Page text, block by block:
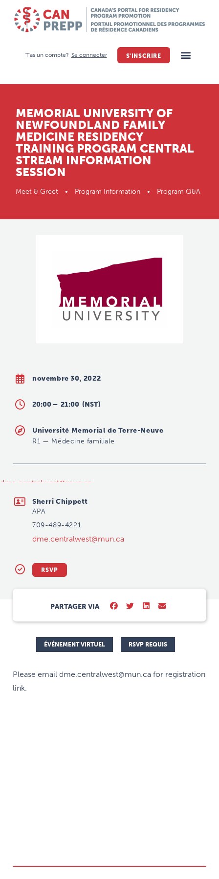
T'as un compte? Se connecter S'INSCRIRE
MEMORIAL UNIVERSITY OF
NEWFOUNDLAND FAMILY
MEDICINE RESIDENCY
TRAINING PROGRAM CENTRAL
STREAM INFORMATION
SESSION
Meet & Greet • Program Information • Program Q&A
novembre 30, 2022
20:00 – 21:00 (NST)
Université Memorial de Terre-Neuve
R1 — Médecine familiale
dme.centralwest@mun.ca
Sherri Chippett
APA
709-489-4221
dme.centralwest@mun.ca
RSVP
PARTAGER VIA
ÉVÉNEMENT VIRTUEL RSVP REQUIS
Please email dme.centralwest@mun.ca for registration
link.